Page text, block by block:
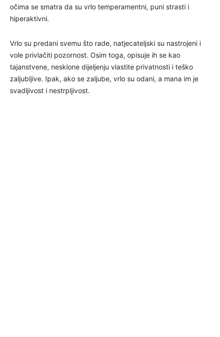
očima se smatra da su vrlo temperamentni, puni strasti i
hiperaktivni.
Vrlo su predani svemu što rade, natjecateljski su nastrojeni i
vole privlačiti pozornost. Osim toga, opisuje ih se kao
tajanstvene, nesklone dijeljenju vlastite privatnosti i teško
zaljubljive. Ipak, ako se zaljube, vrlo su odani, a mana im je
svadljivost i nestrpljivost.